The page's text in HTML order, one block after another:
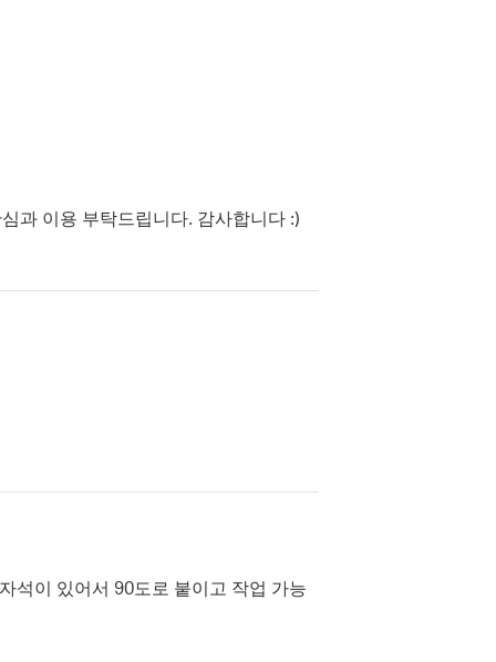
과 이용 부탁드립니다. 감사합니다 :)
석이 있어서 90도로 붙이고 작업 가능